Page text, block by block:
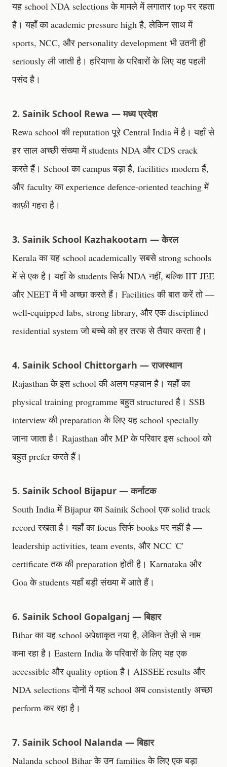
यह school NDA selections के मामले में लगातार top पर रहता
है। यहाँ का academic pressure high है, लेकिन साथ में
sports, NCC, और personality development भी उतनी ही
seriously ली जाती है। हरियाणा के परिवारों के लिए यह पहली
पसंद है।
2. Sainik School Rewa — मध्य प्रदेश
Rewa school की reputation पूरे Central India में है। यहाँ से
हर साल अच्छी संख्या में students NDA और CDS crack
करते हैं। School का campus बड़ा है, facilities modern हैं,
और faculty का experience defence-oriented teaching में
काफ़ी गहरा है।
3. Sainik School Kazhakootam — केरल
Kerala का यह school academically सबसे strong schools
में से एक है। यहाँ के students सिर्फ NDA नहीं, बल्कि IIT JEE
और NEET में भी अच्छा करते हैं। Facilities की बात करें तो —
well-equipped labs, strong library, और एक disciplined
residential system जो बच्चे को हर तरफ से तैयार करता है।
4. Sainik School Chittorgarh — राजस्थान
Rajasthan के इस school की अलग पहचान है। यहाँ का
physical training programme बहुत structured है। SSB
interview की preparation के लिए यह school specially
जाना जाता है। Rajasthan और MP के परिवार इस school को
बहुत prefer करते हैं।
5. Sainik School Bijapur — कर्नाटक
South India में Bijapur का Sainik School एक solid track
record रखता है। यहाँ का focus सिर्फ books पर नहीं है —
leadership activities, team events, और NCC 'C'
certificate तक की preparation होती है। Karnataka और
Goa के students यहाँ बड़ी संख्या में आते हैं।
6. Sainik School Gopalganj — बिहार
Bihar का यह school अपेक्षाकृत नया है, लेकिन तेज़ी से नाम
कमा रहा है। Eastern India के परिवारों के लिए यह एक
accessible और quality option है। AISSEE results और
NDA selections दोनों में यह school अब consistently अच्छा
perform कर रहा है।
7. Sainik School Nalanda — बिहार
Nalanda school Bihar के उन families के लिए एक बड़ा